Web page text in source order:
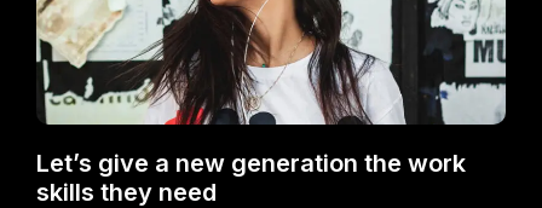
Let’s give a new generation the work
skills they need